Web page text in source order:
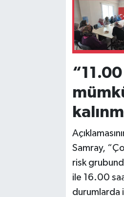
Samray,
risk
ile 16.00
durumlarda